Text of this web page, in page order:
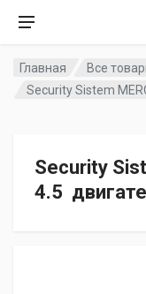
Главная
Все
Security Sistem
Security
4.5